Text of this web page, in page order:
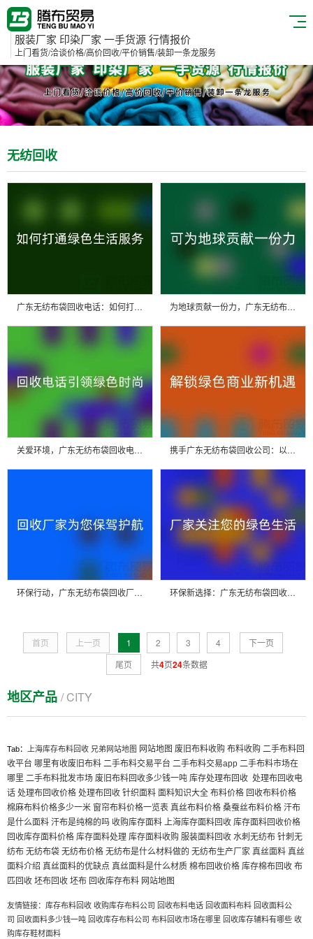
服装厂家 印染厂家 一手货源 行情报价
上门看货/洽谈价格/高价回收/平价销售/装卸一条龙服务
无纺回收
广东无纺布袋回收电话：如何打通绿色生活最后一公里？ 为地球贡献一份力，广东无纺布袋回收电话等您加入
关爱环境，广东无纺布袋回收电话引领绿色时尚 携手广东无纺布袋回收公司：以环保行动解锁绿色商业新机遇
环保行动，广东无纺布袋回收厂家为您保驾护航 环保新选择：广东无纺布袋回收厂家关注您的绿色生活
首页 上一页 1 2 3 4
下一页
尾页
共4页24条数据
地区产品 / CITY
Tab： 上海库存布料回收 兄弟网站地图 网站地图 废旧布料收购 布料收购 二手布料回
收平台 哪里有收废旧布料 二手布料交易平台 二手布料交易app 二手布料市场在
哪里 二手布料批发市场 废旧布料回收多少钱一吨 库存处理布回收 处理布回收电
话 处理布回收价格 处理布回收 针织面料 面料知识大全 布料价格 回收布料价格
棉麻布料价格多少一米 窗帘布料价格一览表 真丝布料价格 桑蚕丝布料价格 汗布
是什么面料 汗布是纯棉的吗 收购库存面料 上海库存面料回收 库存面料回收价格
回收库存面料价格 库存面料处理 库存面料收购 服装面料回收 水刺无纺布 针刺无
纺布 无纺布袋 无纺布价格 无纺布是什么材料做的 无纺布生产厂家 真丝面料 真丝
面料介绍 真丝面料的优缺点 真丝面料是什么材质 棉布回收价格 库存棉布回收 布
匹回收 坯布回收 坯布 回收库存布料 网站地图
友情链接： 库存布料回收收购库存布料公司 回收布料电话 回收面料布料 回收面料公
司 回收面料多少钱一吨 回收库存布料公司 布料回收市场在哪里 回收库存辅料有哪些收
购库存鞋材面料